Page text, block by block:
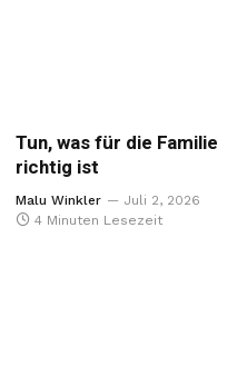
Tun, was für die Familie
richtig ist
Malu Winkler
Juli 2, 2026
4 Minuten Lesezeit